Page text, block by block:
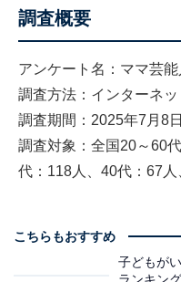
調査概要
アンケート名：ママ芸
調査方法：インターネッ
調査期間：2025年7月8日
調査対象：全国20～60
代：118人、40代：67人
こちらもおすすめ
子どもが
ランキン